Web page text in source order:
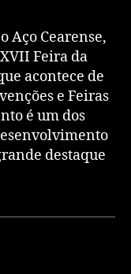
Aço Cearense,
Feira da
acontece de
e Feiras
é um dos
destaque